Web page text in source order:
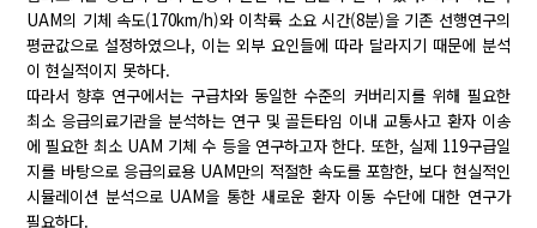
UAM의 기체 속도(170km/h)와 이착륙 소요 시간(8분)을 기존 선행연구의
평균값으로 설정하였으나, 이는 외부 요인들에 따라 달라지기 때문에 분석
이 현실적이지 못하다.
따라서 향후 연구에서는 구급차와 동일한 수준의 커버리지를 위해 필요한
최소 응급의료기관을 분석하는 연구 및 골든타임 이내 교통사고 환자 이송
에 필요한 최소 UAM 기체 수 등을 연구하고자 한다. 또한, 실제 119구급일
지를 바탕으로 응급의료용 UAM만의 적절한 속도를 포함한, 보다 현실적인
시뮬레이션 분석으로 UAM을 통한 새로운 환자 이동 수단에 대한 연구가
필요하다.